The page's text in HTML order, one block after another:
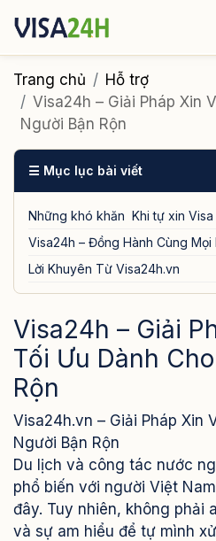
Visa xuất cảnh
Tin tức Liên hệ
Tư vấn ngay qua Zalo
Trang chủ
Hỗ trợ
Visa24h – Giải Pháp Xin
Người Bận Rộn
☰ Mục lục bài viết
Những khó khăn Khi tự xin Visa
Visa24h – Đồng Hành Cùng Mọi
Lời Khuyên Từ Visa24h.vn
Visa24h – Giải
Tối Ưu Dành
Rộn
Visa24h.vn – Giải Pháp Xin
Người Bận Rộn
Du lịch và công tác nước
phổ biến với người Việt
đây. Tuy nhiên, không phải
và sự am hiểu để tự mình